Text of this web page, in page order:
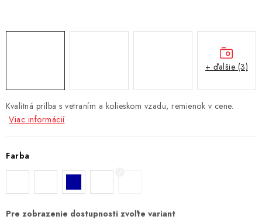
Kvalitná prilba s vetraním a kolieskom vzadu, remienok v cene.
Viac informácií
Farba
+ ďalšie (3)